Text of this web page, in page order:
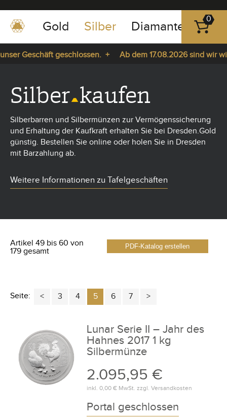
0351
-
43
Gold Silber Diamanten
0
Geschäft geschlossen. +
Ab dem 17.08.2026 sind wir
Silber kaufen
Silberbarren und Silbermünzen zur Vermögenssicherung
und Erhaltung der Kaufkraft erhalten Sie bei Dresden.Gold
günstig. Bestellen Sie online oder holen Sie in Dresden
mit Barzahlung ab.
Weitere Informationen zu Tafelgeschäften
PDF-Katalog erstellen
Artikel 49 bis 60 von
179 gesamt
Seite: 3 4 5 6 7
Lunar Serie II – Jahr des
Hahnes 2017 1 kg
Silbermünze
2.095,95 €
inkl. 0,00 €MwSt. zzgl. Versandkosten
Portal geschlossen